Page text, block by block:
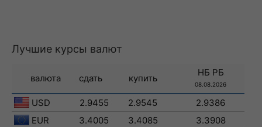
Лучшие курсы валют
валюта сдать купить
НБ РБ
08.08.2026
USD 2.9455 2.9545
2.9386
EUR
3.4005 3.4085
3.3908